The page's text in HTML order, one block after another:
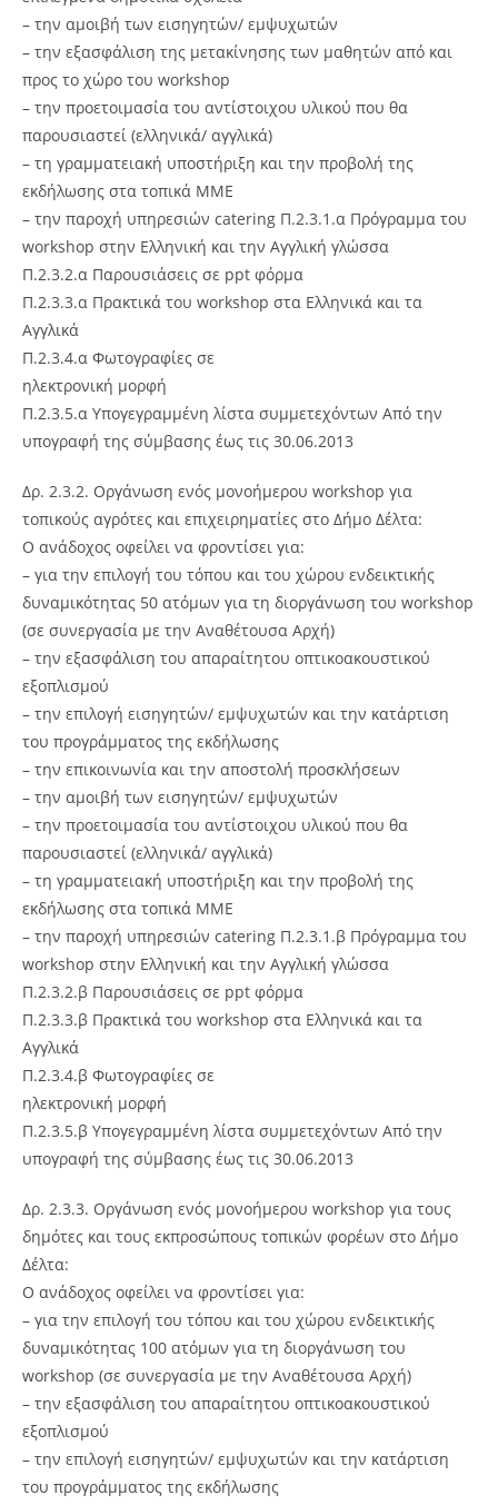
– την αμοιβή των εισηγητών/ εμψυχωτών
– την εξασφάλιση της μετακίνησης των μαθητών από και
προς το χώρο του workshop
– την προετοιμασία του αντίστοιχου υλικού που θα
παρουσιαστεί (ελληνικά/ αγγλικά)
– τη γραμματειακή υποστήριξη και την προβολή της
εκδήλωσης στα τοπικά ΜΜΕ
– την παροχή υπηρεσιών catering Π.2.3.1.α Πρόγραμμα του
workshop στην Ελληνική και την Αγγλική γλώσσα
Π.2.3.2.α Παρουσιάσεις σε ppt φόρμα
Π.2.3.3.α Πρακτικά του workshop στα Ελληνικά και τα
Αγγλικά
Π.2.3.4.α Φωτογραφίες σε
ηλεκτρονική μορφή
Π.2.3.5.α Υπογεγραμμένη λίστα συμμετεχόντων Από την
υπογραφή της σύμβασης έως τις 30.06.2013
Δρ. 2.3.2. Οργάνωση ενός μονοήμερου workshop για
τοπικούς αγρότες και επιχειρηματίες στο Δήμο Δέλτα:
Ο ανάδοχος οφείλει να φροντίσει για:
– για την επιλογή του τόπου και του χώρου ενδεικτικής
δυναμικότητας 50 ατόμων για τη διοργάνωση του workshop
(σε συνεργασία με την Αναθέτουσα Αρχή)
– την εξασφάλιση του απαραίτητου οπτικοακουστικού
εξοπλισμού
– την επιλογή εισηγητών/ εμψυχωτών και την κατάρτιση
του προγράμματος της εκδήλωσης
– την επικοινωνία και την αποστολή προσκλήσεων
– την αμοιβή των εισηγητών/ εμψυχωτών
– την προετοιμασία του αντίστοιχου υλικού που θα
παρουσιαστεί (ελληνικά/ αγγλικά)
– τη γραμματειακή υποστήριξη και την προβολή της
εκδήλωσης στα τοπικά ΜΜΕ
– την παροχή υπηρεσιών catering Π.2.3.1.β Πρόγραμμα του
workshop στην Ελληνική και την Αγγλική γλώσσα
Π.2.3.2.β Παρουσιάσεις σε ppt φόρμα
Π.2.3.3.β Πρακτικά του workshop στα Ελληνικά και τα
Αγγλικά
Π.2.3.4.β Φωτογραφίες σε
ηλεκτρονική μορφή
Π.2.3.5.β Υπογεγραμμένη λίστα συμμετεχόντων Από την
υπογραφή της σύμβασης έως τις 30.06.2013
Δρ. 2.3.3. Οργάνωση ενός μονοήμερου workshop για τους
δημότες και τους εκπροσώπους τοπικών φορέων στο Δήμο
Δέλτα:
Ο ανάδοχος οφείλει να φροντίσει για:
– για την επιλογή του τόπου και του χώρου ενδεικτικής
δυναμικότητας 100 ατόμων για τη διοργάνωση του
workshop (σε συνεργασία με την Αναθέτουσα Αρχή)
– την εξασφάλιση του απαραίτητου οπτικοακουστικού
εξοπλισμού
– την επιλογή εισηγητών/ εμψυχωτών και την κατάρτιση
του προγράμματος της εκδήλωσης